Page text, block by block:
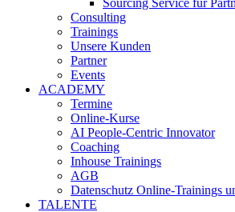
Sourcing Service für
Consulting
Trainings
Unsere Kunden
Partner
Events
ACADEMY
Termine
Online-Kurse
AI People-Centric Innovator
Coaching
Inhouse Trainings
AGB
Datenschutz Online-Trainings
TALENTE